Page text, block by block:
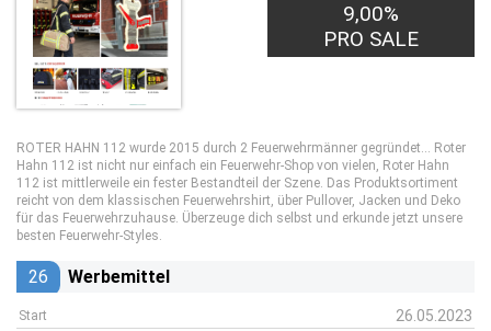
9,00%
PRO SALE
ROTER HAHN 112 wurde 2015 durch 2 Feuerwehrmänner gegründet... Roter
Hahn 112 ist nicht nur einfach ein Feuerwehr-Shop von vielen, Roter Hahn
112 ist mittlerweile ein fester Bestandteil der Szene. Das Produktsortiment
reicht von dem klassischen Feuerwehrshirt, über Pullover, Jacken und Deko
für das Feuerwehrzuhause. Überzeuge dich selbst und erkunde jetzt unsere
besten Feuerwehr-Styles.
26 Werbemittel
Start 26.05.2023